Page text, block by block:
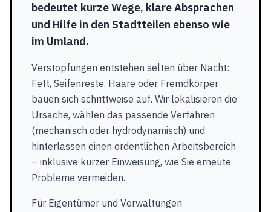
bedeutet kurze Wege, klare Absprachen
und Hilfe in den Stadtteilen ebenso wie
im Umland.
Verstopfungen entstehen selten über Nacht:
Fett, Seifenreste, Haare oder Fremdkörper
bauen sich schrittweise auf. Wir lokalisieren die
Ursache, wählen das passende Verfahren
(mechanisch oder hydrodynamisch) und
hinterlassen einen ordentlichen Arbeitsbereich
– inklusive kurzer Einweisung, wie Sie erneute
Probleme vermeiden.
Für Eigentümer und Verwaltungen